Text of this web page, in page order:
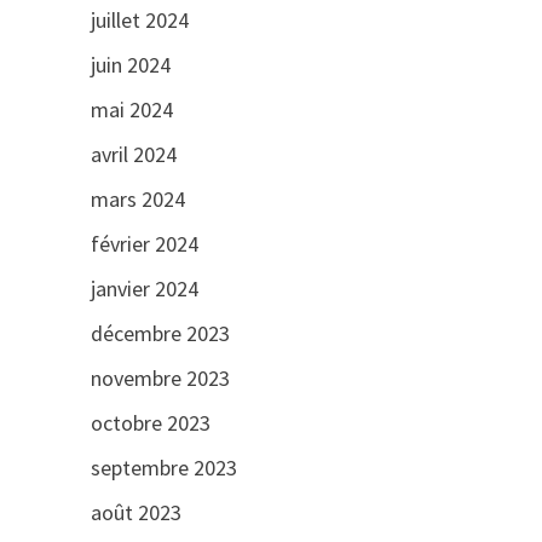
juillet 2024
juin 2024
mai 2024
avril 2024
mars 2024
février 2024
janvier 2024
décembre 2023
novembre 2023
octobre 2023
septembre 2023
août 2023